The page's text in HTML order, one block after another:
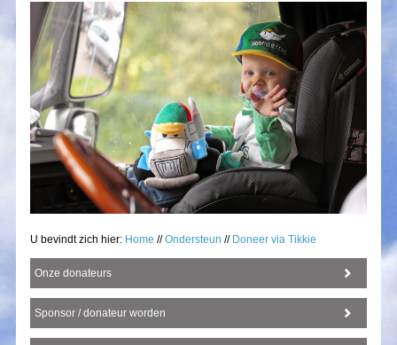
U bevindt zich hier: Home //Ondersteun // Doneer via Tikkie
Onze donateurs
Sponsor / donateur worden